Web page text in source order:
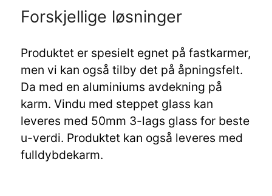
Forskjellige løsninger
Produktet er spesielt egnet på fastkarmer,
men vi kan også tilby det på åpningsfelt.
Da med en aluminiums avdekning på
karm. Vindu med steppet glass kan
leveres med 50mm 3-lags glass for beste
u-verdi. Produktet kan også leveres med
fulldybdekarm.